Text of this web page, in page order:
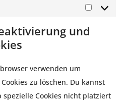
und
verwenden um
zu löschen. Du kannst
Cookies nicht platziert